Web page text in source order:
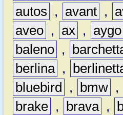
autos
, avant ,
aveo , ax , aygo
baleno ,
berlina ,
bluebird
, bmw ,
brake , brava ,